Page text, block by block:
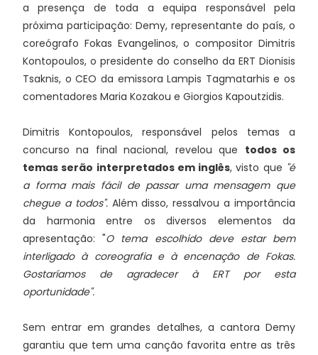
a presença de toda a equipa responsável pela
próxima participação: Demy, representante do país, o
coreógrafo Fokas Evangelinos, o compositor Dimitris
Kontopoulos, o presidente do conselho da ERT Dionisis
Tsaknis, o CEO da emissora Lampis Tagmatarhis e os
comentadores Maria Kozakou e Giorgios Kapoutzidis.
Dimitris Kontopoulos, responsável pelos temas a
concurso na final nacional, revelou que todos os
temas serão interpretados em inglês, visto que "é
a forma mais fácil de passar uma mensagem que
chegue a todos". Além disso, ressalvou a importância
da harmonia entre os diversos elementos da
apresentação: "O tema escolhido deve estar bem
interligado à coreografia e à encenação de Fokas.
Gostaríamos de agradecer à ERT por esta
oportunidade".
Sem entrar em grandes detalhes, a cantora Demy
garantiu que tem uma canção favorita entre as três